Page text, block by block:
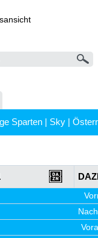
Sparten | Sky |